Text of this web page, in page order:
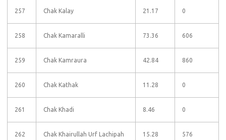
257 Chak Kalay 21.17 0
258 Chak Kamaralli 73.36 606
259 Chak Kamraura 42.84 860
260 Chak Kathak 11.28 0
261 Chak Khadi 8.46 0
262 Chak Khairullah Urf Lachipah 15.28 576